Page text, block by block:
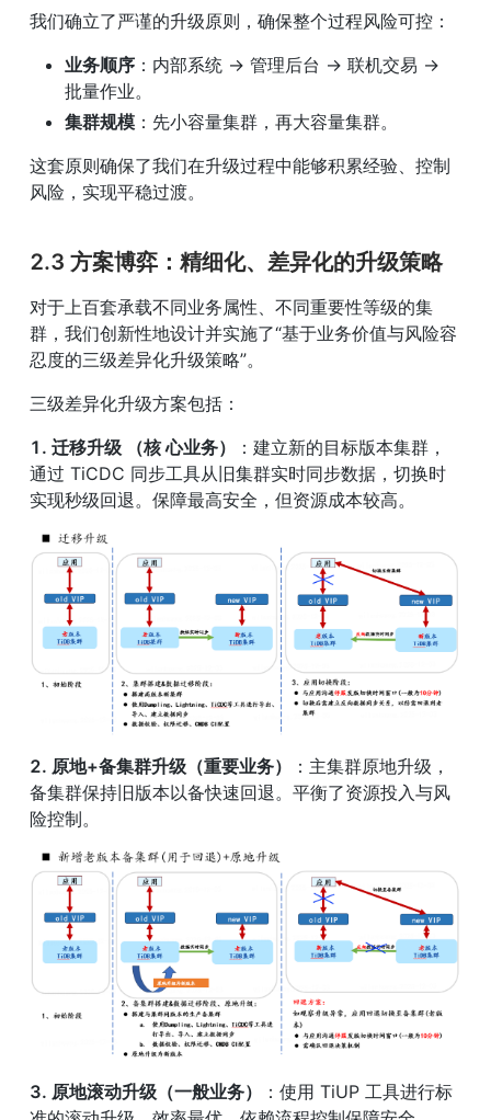
我们确立了严谨的升级原则，确保整个过程风险可控：
业务顺序 ：内部系统 → 管理后台 → 联机交易 →
批量作业。
集群规模 ：先小容量集群，再大容量集群。
这套原则确保了我们在升级过程中能够积累经验、控制
风险，实现平稳过渡。
2.3 方案博弈：精细化、差异化的升级策略
对于上百套承载不同业务属性、不同重要性等级的集
群，我们创新性地设计并实施了“基于业务价值与风险容
忍度的三级差异化升级策略”。
三级差异化升级方案包括：
1. 迁移升级 （核 心业务）
：建立新的目标版本集群，
通过 TiCDC 同步工具从旧集群实时同步数据，切换时
实现秒级回退。保障最高安全，但资源成本较高。
2. 原地+备集群升级（重要业务）
：主集群原地升级，
备集群保持旧版本以备快速回退。平衡了资源投入与风
险控制。
3. 原地滚动升级（一般业务）
：使用 TiUP 工具进行标